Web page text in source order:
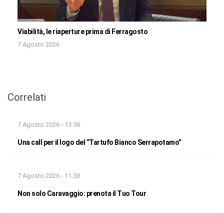
Viabilità, le riaperture prima di Ferragosto
7 Agosto 2026
Correlati
7 Agosto 2026 - 13:58
Una call per il logo del “Tartufo Bianco Serrapotamo”
7 Agosto 2026 - 11:58
Non solo Caravaggio: prenota il Tuo Tour